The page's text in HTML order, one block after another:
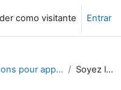
como visitante Entrar
De bonnes raisons pour apprendre le français - En ligne Vizavi Soyez les bienvenus!